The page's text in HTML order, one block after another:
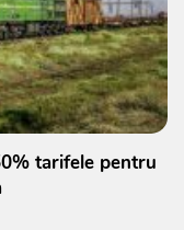
tarifele pentru